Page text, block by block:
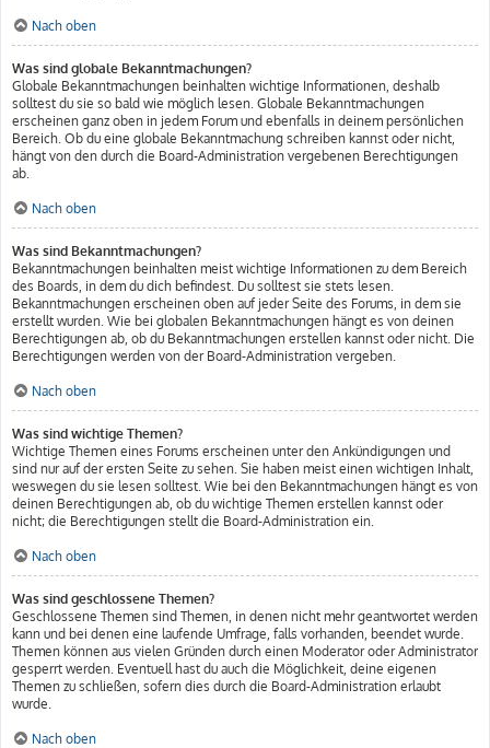
Nach oben
Was sind globale Bekanntmachungen?
Globale Bekanntmachungen beinhalten wichtige Informationen, deshalb
solltest du sie so bald wie möglich lesen. Globale Bekanntmachungen
erscheinen ganz oben in jedem Forum und ebenfalls in deinem persönlichen
Bereich. Ob du eine globale Bekanntmachung schreiben kannst oder nicht,
hängt von den durch die Board-Administration vergebenen Berechtigungen
ab.
Nach oben
Was sind Bekanntmachungen?
Bekanntmachungen beinhalten meist wichtige Informationen zu dem Bereich
des Boards, in dem du dich befindest. Du solltest sie stets lesen.
Bekanntmachungen erscheinen oben auf jeder Seite des Forums, in dem sie
erstellt wurden. Wie bei globalen Bekanntmachungen hängt es von deinen
Berechtigungen ab, ob du Bekanntmachungen erstellen kannst oder nicht. Die
Berechtigungen werden von der Board-Administration vergeben.
Nach oben
Was sind wichtige Themen?
Wichtige Themen eines Forums erscheinen unter den Ankündigungen und
sind nur auf der ersten Seite zu sehen. Sie haben meist einen wichtigen Inhalt,
weswegen du sie lesen solltest. Wie bei den Bekanntmachungen hängt es von
deinen Berechtigungen ab, ob du wichtige Themen erstellen kannst oder
nicht; die Berechtigungen stellt die Board-Administration ein.
Nach oben
Was sind geschlossene Themen?
Geschlossene Themen sind Themen, in denen nicht mehr geantwortet werden
kann und bei denen eine laufende Umfrage, falls vorhanden, beendet wurde.
Themen können aus vielen Gründen durch einen Moderator oder Administrator
gesperrt werden. Eventuell hast du auch die Möglichkeit, deine eigenen
Themen zu schließen, sofern dies durch die Board-Administration erlaubt
wurde.
Nach oben